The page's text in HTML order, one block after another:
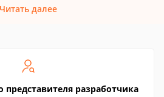
Читать далее
разработчика